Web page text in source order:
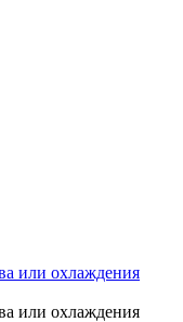
или охлаждения
или охлаждения